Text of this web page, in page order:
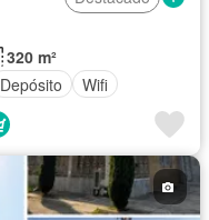
320 m²
Depósito Wifi